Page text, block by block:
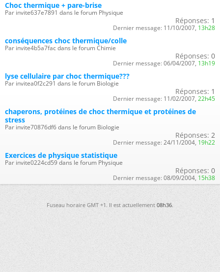
Choc thermique + pare-brise
Par invite637e7891 dans le forum Physique
Réponses: 1
Dernier message: 11/10/2007, 13h28
conséquences choc thermique/colle
Par invite4b5a7fac dans le forum Chimie
Réponses: 0
Dernier message: 06/04/2007, 13h19
lyse cellulaire par choc thermique???
Par invitea0f2c291 dans le forum Biologie
Réponses: 1
Dernier message: 11/02/2007, 22h45
chaperons, protéines de choc thermique et protéines de
stress
Par invite70876df6 dans le forum Biologie
Réponses: 2
Dernier message: 24/11/2004, 19h22
Exercices de physique statistique
Par invite0224cd59 dans le forum Physique
Réponses: 0
Dernier message: 08/09/2004, 15h38
Fuseau horaire GMT +1. Il est actuellement08h36.